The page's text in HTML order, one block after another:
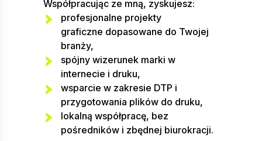
Współpracując ze mną, zyskujesz:
profesjonalne projekty
graficzne dopasowane do Twojej
branży,
spójny wizerunek marki w
internecie i druku,
wsparcie w zakresie DTP i
przygotowania plików do druku,
lokalną współpracę, bez
pośredników i zbędnej biurokracji.